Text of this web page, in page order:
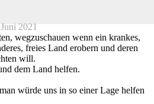
2021
wegzuschauen wenn ein krankes,
freies Land erobern und deren
will.
dem Land helfen.
würde uns in so einer Lage helfen